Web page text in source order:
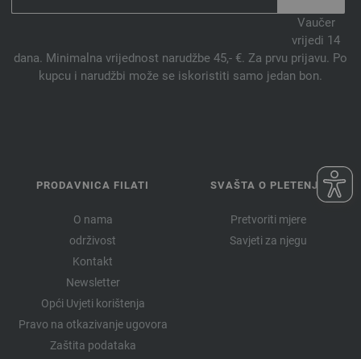
Vaučer
vrijedi 14
dana. Minimalna vrijednost narudžbe 45,- €. Za prvu prijavu. Po
kupcu i narudžbi može se iskoristiti samo jedan bon.
PRODAVNICA FILATI
O nama
održivost
Kontakt
Newsletter
Opći Uvjeti korištenja
Pravo na otkazivanje ugovora
Zaštita podataka
SVAŠTA O PLETENJU
Pretvoriti mjere
Savjeti za njegu